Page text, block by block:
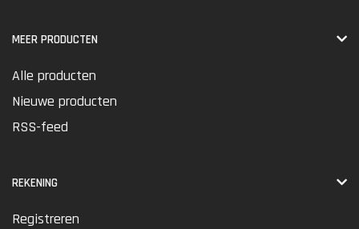
MEER PRODUCTEN
Alle producten
Nieuwe producten
RSS-feed
REKENING
Registreren